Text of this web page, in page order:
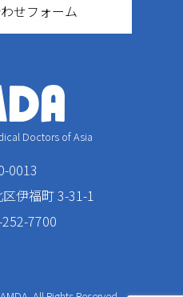
せフォーム
Doctors of Asia
0013
伊福町 3-31-1
7700